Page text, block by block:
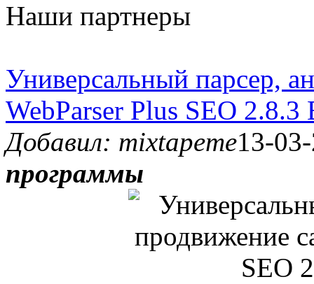
Наши партнеры
Универсальный парсер,
WebParser Plus SEO
Добавил: mixtapeme13-
программы